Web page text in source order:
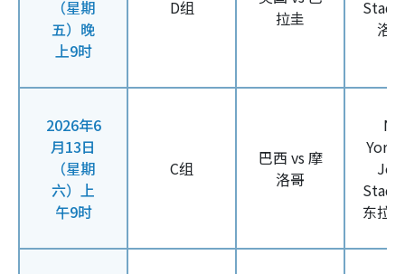
（星期
五）晚
上9时
D组
拉圭
洛
2026年6
月13日
（星期
六）上
午9时
C组
巴西 vs 摩
洛哥
东拉